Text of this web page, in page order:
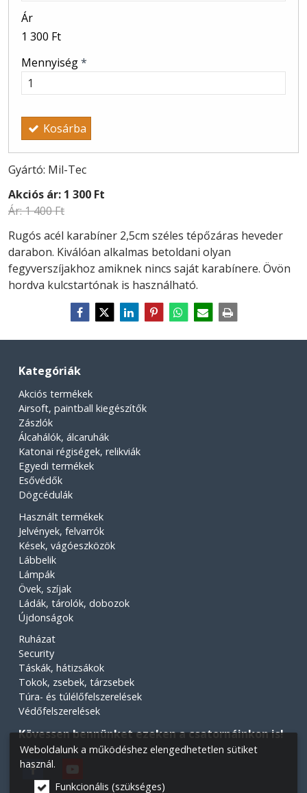
Ár
1 300 Ft
Mennyiség*
Kosárba
Gyártó: Mil-Tec
Akciós ár: 1 300 Ft
Ár:1 400 Ft
Rugós acél karabíner 2,5cm széles tépőzáras heveder
darabon. Kiválóan alkalmas betoldani olyan
fegyverszíjakhoz amiknek nincs saját karabínere. Övön
hordva kulcstartónak is használható.
Kategóriák
Akciós termékek
Airsoft, paintball kiegészítők
Zászlók
Álcahálók, álcaruhák
Katonai régiségek, relikviák
Egyedi termékek
Esővédők
Dögcédulák
Használt termékek
Jelvények, felvarrók
Kések, vágóeszközök
Lábbelik
Lámpák
Övek, szíjak
Ládák, tárolók, dobozok
Újdonságok
Ruházat
Security
Táskák, hátizsákok
Tokok, zsebek, tárzsebek
Túra- és túlélőfelszerelések
Védőfelszerelések
Kövessen bennünket ezeken a csatornáinkon is!
Weboldalunk a működéshez elengedhetetlen sütiket
használ.
Funkcionális (szükséges)